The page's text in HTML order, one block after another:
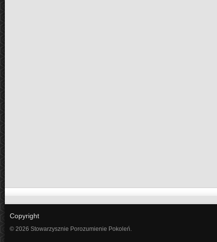
Copyright
© 2026 Stowarzysznie Porozumienie Pokoleń.